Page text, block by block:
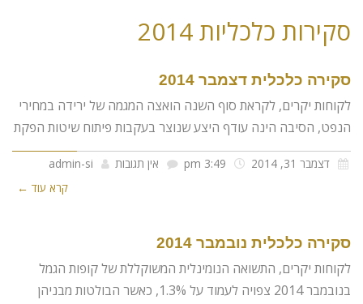
סקירות כלכליות 2014
סקירה כלכלית דצמבר 2014
לקוחות יקרים, לקראת סוף השנה הואצה המגמה של ירידה במחירי
הנפט, הסיבה הינה עודף היצע שנוצר בעקבות פיתוח שיטות הפקת
דצמבר 31, 2014 אין תגובות
admin-si
קרא עוד ←
סקירה כלכלית נובמבר 2014
לקוחות יקרים, התשואה הנומינלית המשוקללת של קופות הגמל
בנובמבר 2014 צפויה לעמוד על 1.3%, כאשר הבולטות מבניהן